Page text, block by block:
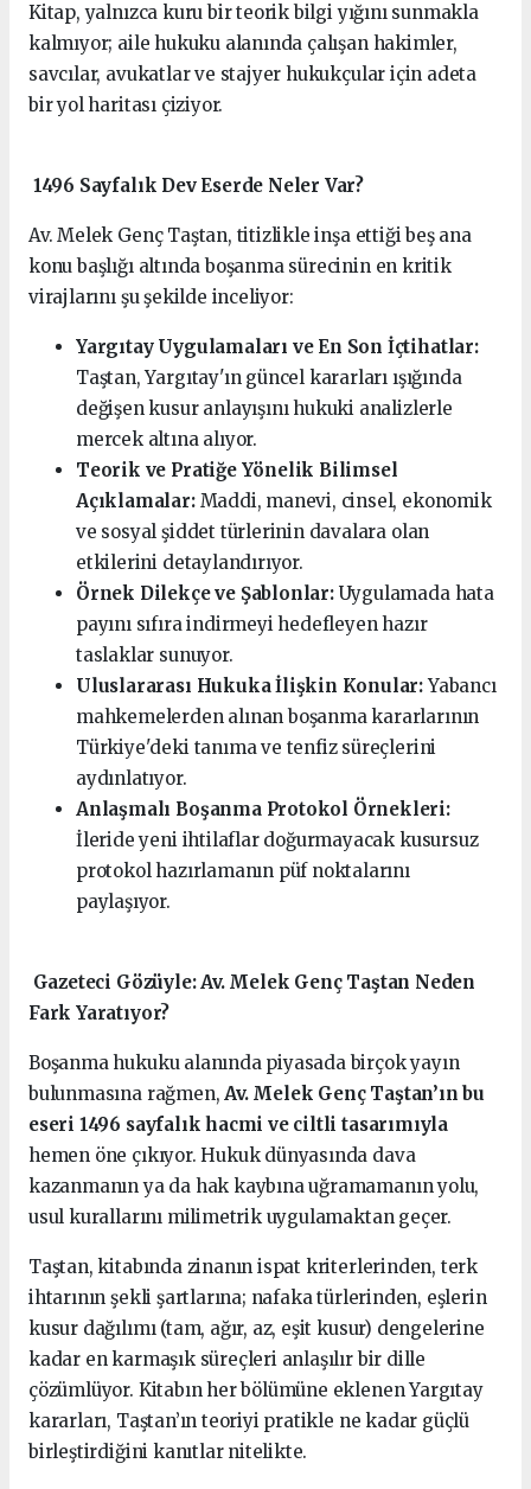
Kitap, yalnızca kuru bir teorik bilgi yığını sunmakla
kalmıyor; aile hukuku alanında çalışan hakimler,
savcılar, avukatlar ve stajyer hukukçular için adeta
bir yol haritası çiziyor.
1496 Sayfalık Dev Eserde Neler Var?
Av. Melek Genç Taştan, titizlikle inşa ettiği beş ana
konu başlığı altında boşanma sürecinin en kritik
virajlarını şu şekilde inceliyor:
Yargıtay Uygulamaları ve En Son İçtihatlar:
Taştan, Yargıtay'ın güncel kararları ışığında
değişen kusur anlayışını hukuki analizlerle
mercek altına alıyor.
Teorik ve Pratiğe Yönelik Bilimsel
Açıklamalar:Maddi, manevi, cinsel, ekonomik
ve sosyal şiddet türlerinin davalara olan
etkilerini detaylandırıyor.
Örnek Dilekçe ve Şablonlar:Uygulamada hata
payını sıfıra indirmeyi hedefleyen hazır
taslaklar sunuyor.
Uluslararası Hukuka İlişkin Konular:Yabancı
mahkemelerden alınan boşanma kararlarının
Türkiye'deki tanıma ve tenfiz süreçlerini
aydınlatıyor.
Anlaşmalı Boşanma Protokol Örnekleri:
İleride yeni ihtilaflar doğurmayacak kusursuz
protokol hazırlamanın püf noktalarını
paylaşıyor.
️ Gazeteci Gözüyle: Av. Melek Genç Taştan Neden
Fark Yaratıyor?
Boşanma hukuku alanında piyasada birçok yayın
bulunmasına rağmen,Av. Melek Genç Taştan’ın bu
eseri 1496 sayfalık hacmi ve ciltli tasarımıyla
hemen öne çıkıyor. Hukuk dünyasında dava
kazanmanın ya da hak kaybına uğramamanın yolu,
usul kurallarını milimetrik uygulamaktan geçer.
Taştan, kitabında zinanın ispat kriterlerinden, terk
ihtarının şekli şartlarına; nafaka türlerinden, eşlerin
kusur dağılımı (tam, ağır, az, eşit kusur) dengelerine
kadar en karmaşık süreçleri anlaşılır bir dille
çözümlüyor. Kitabın her bölümüne eklenen Yargıtay
kararları, Taştan’ın teoriyi pratikle ne kadar güçlü
birleştirdiğini kanıtlar nitelikte.